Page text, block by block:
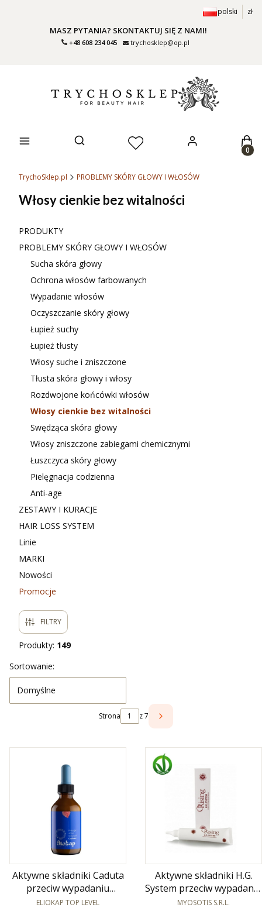
polski zł
MASZ PYTANIA? SKONTAKTUJ SIĘ Z NAMI!
+48 608 234 045 trychosklep@op.pl
Otwórz wyszukiwarkę
TrychoSklep.pl PROBLEMY SKÓRY GŁOWY I WŁOSÓW
Włosy cienkie bez witalności
PRODUKTY
PROBLEMY SKÓRY GŁOWY I WŁOSÓW
Sucha skóra głowy
Ochrona włosów farbowanych
Wypadanie włosów
Oczyszczanie skóry głowy
Łupież suchy
Łupież tłusty
Włosy suche i zniszczone
Tłusta skóra głowy i włosy
Rozdwojone końcówki włosów
Włosy cienkie bez witalności
Swędząca skóra głowy
Włosy zniszczone zabiegami chemicznymi
Łuszczyca skóry głowy
Pielęgnacja codzienna
Anti-age
ZESTAWY I KURACJE
HAIR LOSS SYSTEM
Linie
MARKI
Nowości
Promocje
FILTRY
Produkty: 149
Lista produktów
Sortowanie:
Domyślne
Strona z 7
NASTĘPNE PRODUKTY
Aktywne składniki Caduta
przeciw wypadaniu
włosów 100 ml
PRODUCENT
ELIOKAP TOP LEVEL
Aktywne składniki H.G.
System przeciw wypadaniu
włosów 125ml
PRODUCENT
MYOSOTIS S.R.L.